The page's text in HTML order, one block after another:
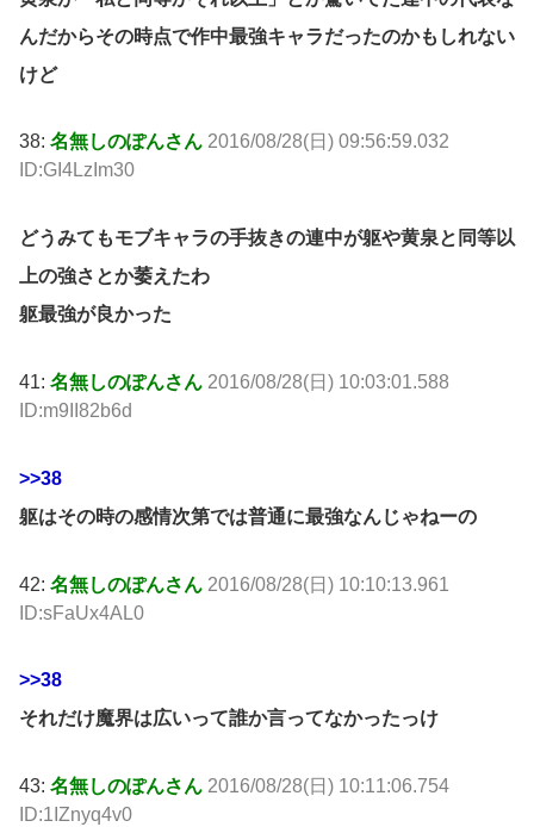
んだからその時点で作中最強キャラだったのかもしれない
けど
38: 名無しのぽんさん 2016/08/28(日) 09:56:59.032
ID:GI4LzIm30
どうみてもモブキャラの手抜きの連中が躯や黄泉と同等以
上の強さとか萎えたわ
躯最強が良かった
41: 名無しのぽんさん 2016/08/28(日) 10:03:01.588
ID:m9II82b6d
>>38
躯はその時の感情次第では普通に最強なんじゃねーの
42: 名無しのぽんさん 2016/08/28(日) 10:10:13.961
ID:sFaUx4AL0
>>38
それだけ魔界は広いって誰か言ってなかったっけ
43: 名無しのぽんさん 2016/08/28(日) 10:11:06.754
ID:1IZnyq4v0